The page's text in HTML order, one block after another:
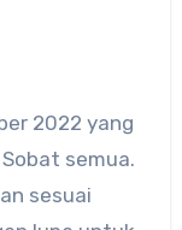
2022 yang
semua.
sesuai